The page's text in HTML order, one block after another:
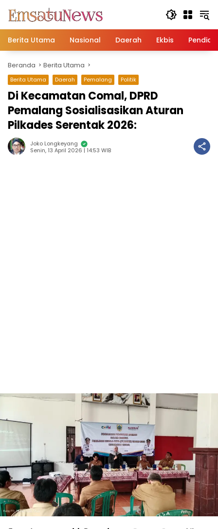
konten
Berita Utama
Nasional Daerah Ekbis
Beranda Berita Utama
Berita Utama Daerah Pemalang Politik
Di Kecamatan Comal, DPRD
Pemalang Sosialisasikan Aturan
Pilkades Serentak 2026:
Joko Longkeyang
Senin, 13 April 2026 | 14:53 WIB